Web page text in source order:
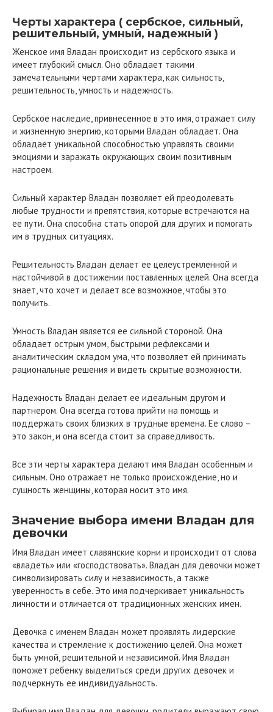
Черты характера ( сербское, сильный,
решительный, умный, надежный )
Женское имя Владан происходит из сербского языка и
имеет глубокий смысл. Оно обладает такими
замечательными чертами характера, как сильность,
решительность, умность и надежность.
Сербское наследие, привнесенное в это имя, отражает силу
и жизненную энергию, которыми Владан обладает. Она
обладает уникальной способностью управлять своими
эмоциями и заражать окружающих своим позитивным
настроем.
Сильный характер Владан позволяет ей преодолевать
любые трудности и препятствия, которые встречаются на
ее пути. Она способна стать опорой для других и помогать
им в трудных ситуациях.
Решительность Владан делает ее целеустремленной и
настойчивой в достижении поставленных целей. Она всегда
знает, что хочет и делает все возможное, чтобы это
получить.
Умность Владан является ее сильной стороной. Она
обладает острым умом, быстрыми рефлексами и
аналитическим складом ума, что позволяет ей принимать
рациональные решения и видеть скрытые возможности.
Надежность Владан делает ее идеальным другом и
партнером. Она всегда готова прийти на помощь и
поддержать своих близких в трудные времена. Ее слово –
это закон, и она всегда стоит за справедливость.
Все эти черты характера делают имя Владан особенным и
сильным. Оно отражает не только происхождение, но и
сущность женщины, которая носит это имя.
Значение выбора имени Владан для
девочки
Имя Владан имеет славянские корни и происходит от слова
«владеть» или «господствовать». Владан для девочки может
символизировать силу и независимость, а также
уверенность в себе. Это имя подчеркивает уникальность
личности и отличается от традиционных женских имен.
Девочка с именем Владан может проявлять лидерские
качества и стремление к достижению целей. Она может
быть умной, решительной и независимой. Имя Владан
поможет ребенку выделиться среди других девочек и
подчеркнуть ее индивидуальность.